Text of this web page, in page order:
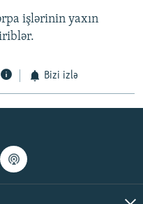
işlərinin yaxın
Bizi izlə